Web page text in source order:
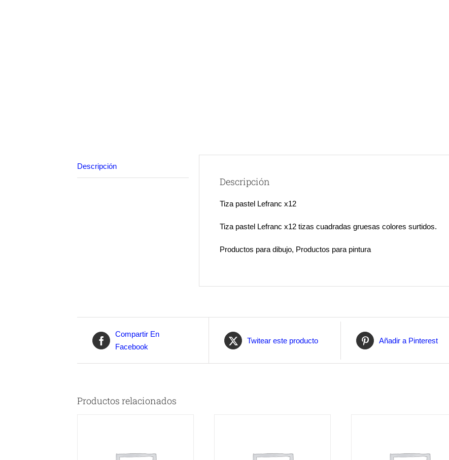
Descripción
Descripción
Tiza pastel Lefranc x12
Tiza pastel Lefranc x12 tizas cuadradas gruesas colores surtidos.
Productos para dibujo, Productos para pintura
Compartir En
Facebook
Twitear este producto Añadir a Pinterest
Productos relacionados